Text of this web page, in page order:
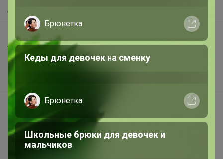
Шоурумы
Торговые марки
Наша команда
Подарочные сертификаты
Реклама на сайте
Поставщикам
Брюнетка
Кеды для девочек на сменку
Брюнетка
Школьные брюки для девочек и
мальчиков